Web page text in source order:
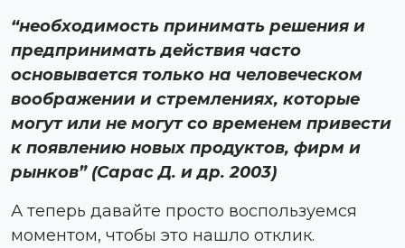
“необходимость принимать решения и
предпринимать действия часто
основывается только на человеческом
воображении и стремлениях, которые
могут или не могут со временем привести
к появлению новых продуктов, фирм и
рынков” (Сарас Д. и др. 2003)
А теперь давайте просто воспользуемся
моментом, чтобы это нашло отклик.